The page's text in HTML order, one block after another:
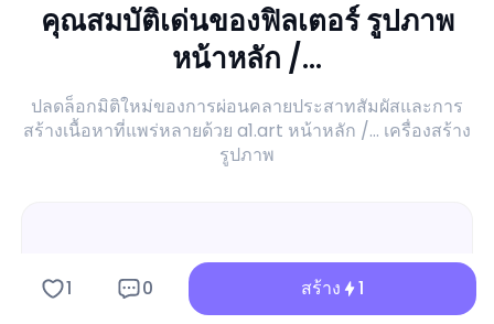
คุณสมบัติเด่นของฟิลเตอร์ รูปภาพ
หน้าหลัก /...
ปลดล็อกมิติใหม่ของการผ่อนคลายประสาทสัมผัสและการ
สร้างเนื้อหาที่แพร่หลายด้วย a1.art หน้าหลัก /... เครื่องสร้าง
รูปภาพ
1 0 สร้าง 1